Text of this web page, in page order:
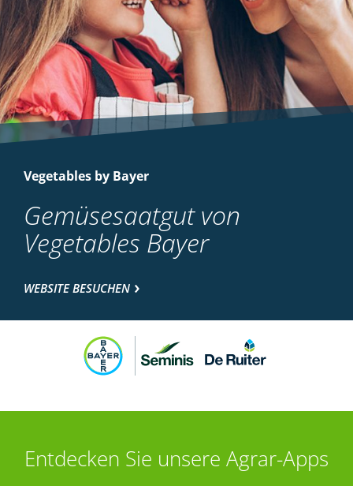
Vegetables by Bayer
Gemüsesaatgut von
Vegetables Bayer
WEBSITE BESUCHEN
Entdecken Sie unsere Agrar-Apps